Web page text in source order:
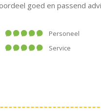
goed en passend
Personeel
Service